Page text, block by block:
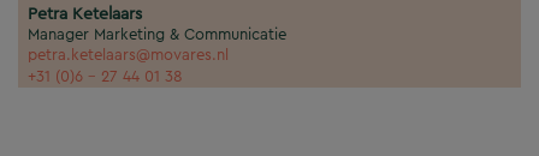
Petra Ketelaars
Manager Marketing & Communicatie
petra.ketelaars@movares.nl
+31 (0)6 - 27 44 01 38